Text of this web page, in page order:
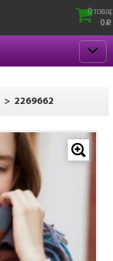
0
0 p
> 2269662